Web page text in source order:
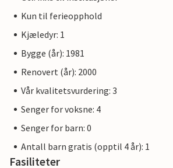
Kun til ferieopphold
Kjæledyr: 1
Bygge (år): 1981
Renovert (år): 2000
Vår kvalitetsvurdering: 3
Senger for voksne: 4
Senger for barn: 0
Antall barn gratis (opptil 4 år): 1
Fasiliteter